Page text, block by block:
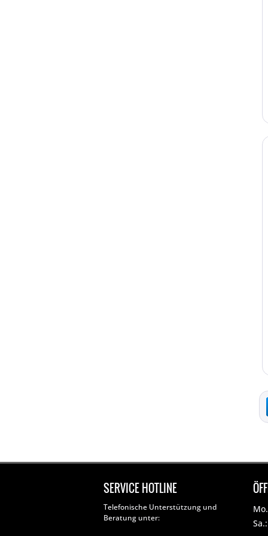
SERVICE HOTLINE
Telefonische Unterstützung und
Beratung unter: